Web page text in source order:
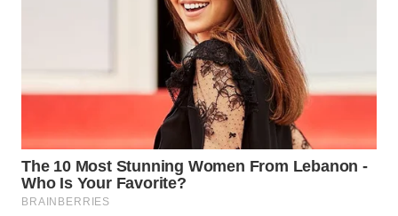
SUKABUMI
WN
PURWAKARTA
WN